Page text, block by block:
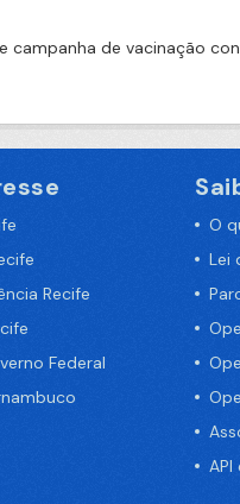
de vacinação
Recife
Federal
O
Lei
API